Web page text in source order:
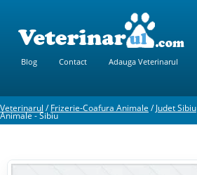
Blog Contact Adauga Veterinarul
Veterinarul /Frizerie-Coafura Animale /Judet Sibiu
Animale - Sibiu